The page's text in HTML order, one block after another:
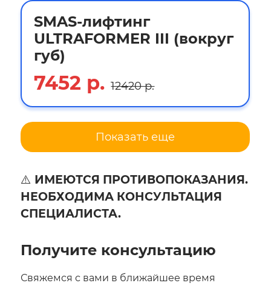
SMAS-лифтинг
ULTRAFORMER III (вокруг
губ)
7452 р. 12420 р.
Показать еще
⚠️ ИМЕЮТСЯ ПРОТИВОПОКАЗАНИЯ.
НЕОБХОДИМА КОНСУЛЬТАЦИЯ
СПЕЦИАЛИСТА.
Получитe консультацию
Свяжемся с вами в ближайшее время